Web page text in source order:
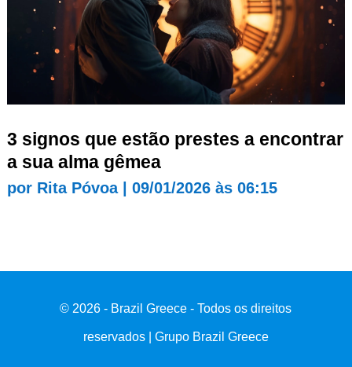
3 signos que estão prestes a encontrar
a sua alma gêmea
por Rita Póvoa| 09/01/2026 às 06:15
© 2026 - Brazil Greece - Todos os direitos
reservados | Grupo Brazil Greece